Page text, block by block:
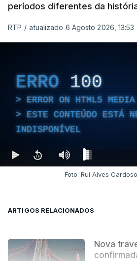
períodos diferentes da
RTP / atualizado 6 Agosto 2026, 13:53
ERRO 100
ERROR ON HTML5
ESTE CONTEÚDO ESTÁ
INDISPONÍVEL
Foto: Rui Alves
ARTIGOS RELACIONADOS
Nova